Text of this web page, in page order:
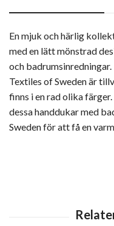
En mjuk och härlig
med en lätt mönstrad
och
Textiles of Sweden är
finns i en rad olika
dessa handdukar med
Sweden för att få en